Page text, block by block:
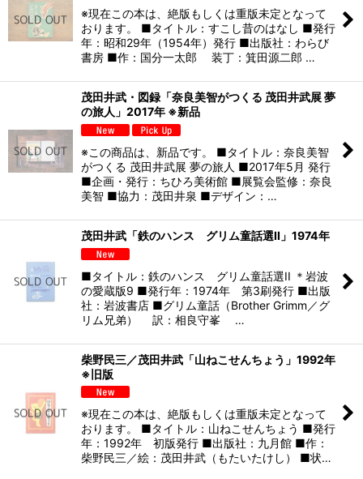
※現在この本は、絶版もしくは重版未定となって
おります。 ■タイトル：すこし昔のはなし ■発行
年：昭和29年（1954年）発行 ■出版社：わらび
書房 ■作：国分一太郎 装丁：箕田源二郎 …
茂田井武・図録「奈良美智がつくる 茂田井武展 夢
の旅人」2017年 ※新品
※この商品は、新品です。 ■タイトル：奈良美智
がつくる 茂田井武展 夢の旅人 ■2017年5月 発行
■企画・発行：ちひろ美術館 ■展覧会監修：奈良
美智 ■協力：茂田井泉 ■デザイン：…
茂田井武「鉄のハンス グリム童話選II」1974年
■タイトル：鉄のハンス グリム童話選II ＊岩波
の愛蔵版9 ■発行年：1974年 第3刷発行 ■出版
社：岩波書店 ■グリム童話（Brother Grimm／グ
リム兄弟） 訳：相良守峯 …
柴野民三／茂田井武「山ねこせんちょう」1992年
※旧版
※現在この本は、絶版もしくは重版未定となって
おります。 ■タイトル：山ねこせんちょう ■発行
年：1992年 初版発行 ■出版社：九月館 ■作：
柴野民三／絵：茂田井武（もたいたけし） ■状…